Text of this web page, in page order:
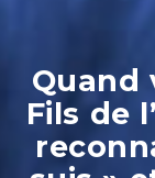
Quand
Fils de